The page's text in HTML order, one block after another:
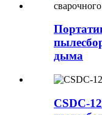
дыма
CSDC-